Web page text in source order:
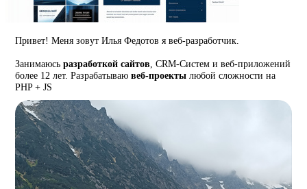
Привет! Меня зовут Илья Федотов я веб-разработчик.
Занимаюсьразработкой сайтов, CRM-Систем и веб-приложений
более 12 лет. Разрабатываювеб-проекты любой сложности на
PHP + JS